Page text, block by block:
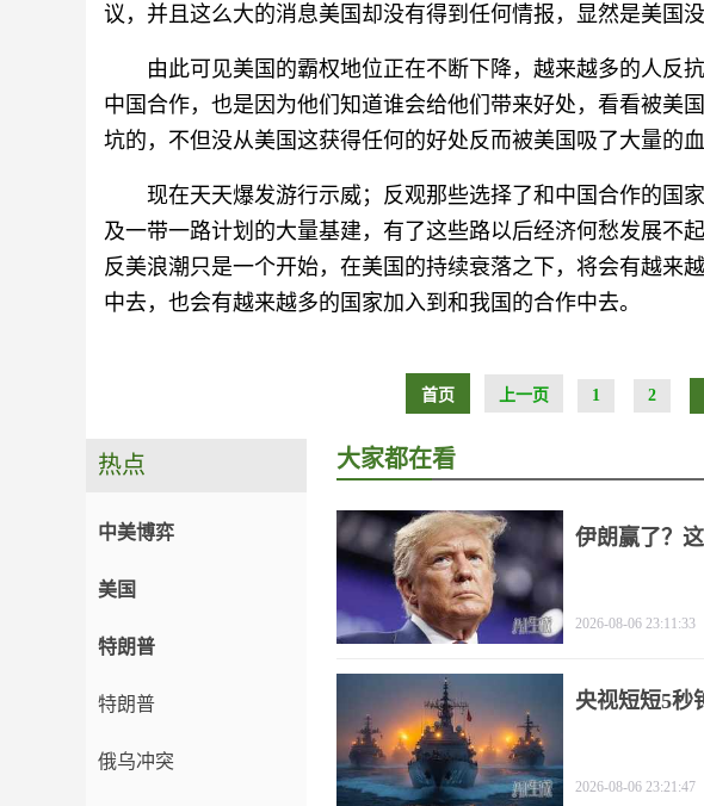
议，并且这么大的消息美国却没有得到任何情报，显然是美国没
由此可见美国的霸权地位正在不断下降，越来越多的人反
中国合作，也是因为他们知道谁会给他们带来好处，看看被美
坑的，不但没从美国这获得任何的好处反而被美国吸了大量的血
现在天天爆发游行示威；反观那些选择了和中国合作的国
及一带一路计划的大量基建，有了这些路以后经济何愁发展不
反美浪潮只是一个开始，在美国的持续衰落之下，将会有越来
中去，也会有越来越多的国家加入到和我国的合作中去。
首页 上一页 1 2
热点
中美博弈
美国
特朗普
特朗普
俄乌冲突
大家都在看
伊朗赢了？
2026-08-06 23:11:33
央视短短5秒
2026-08-06 23:21:47